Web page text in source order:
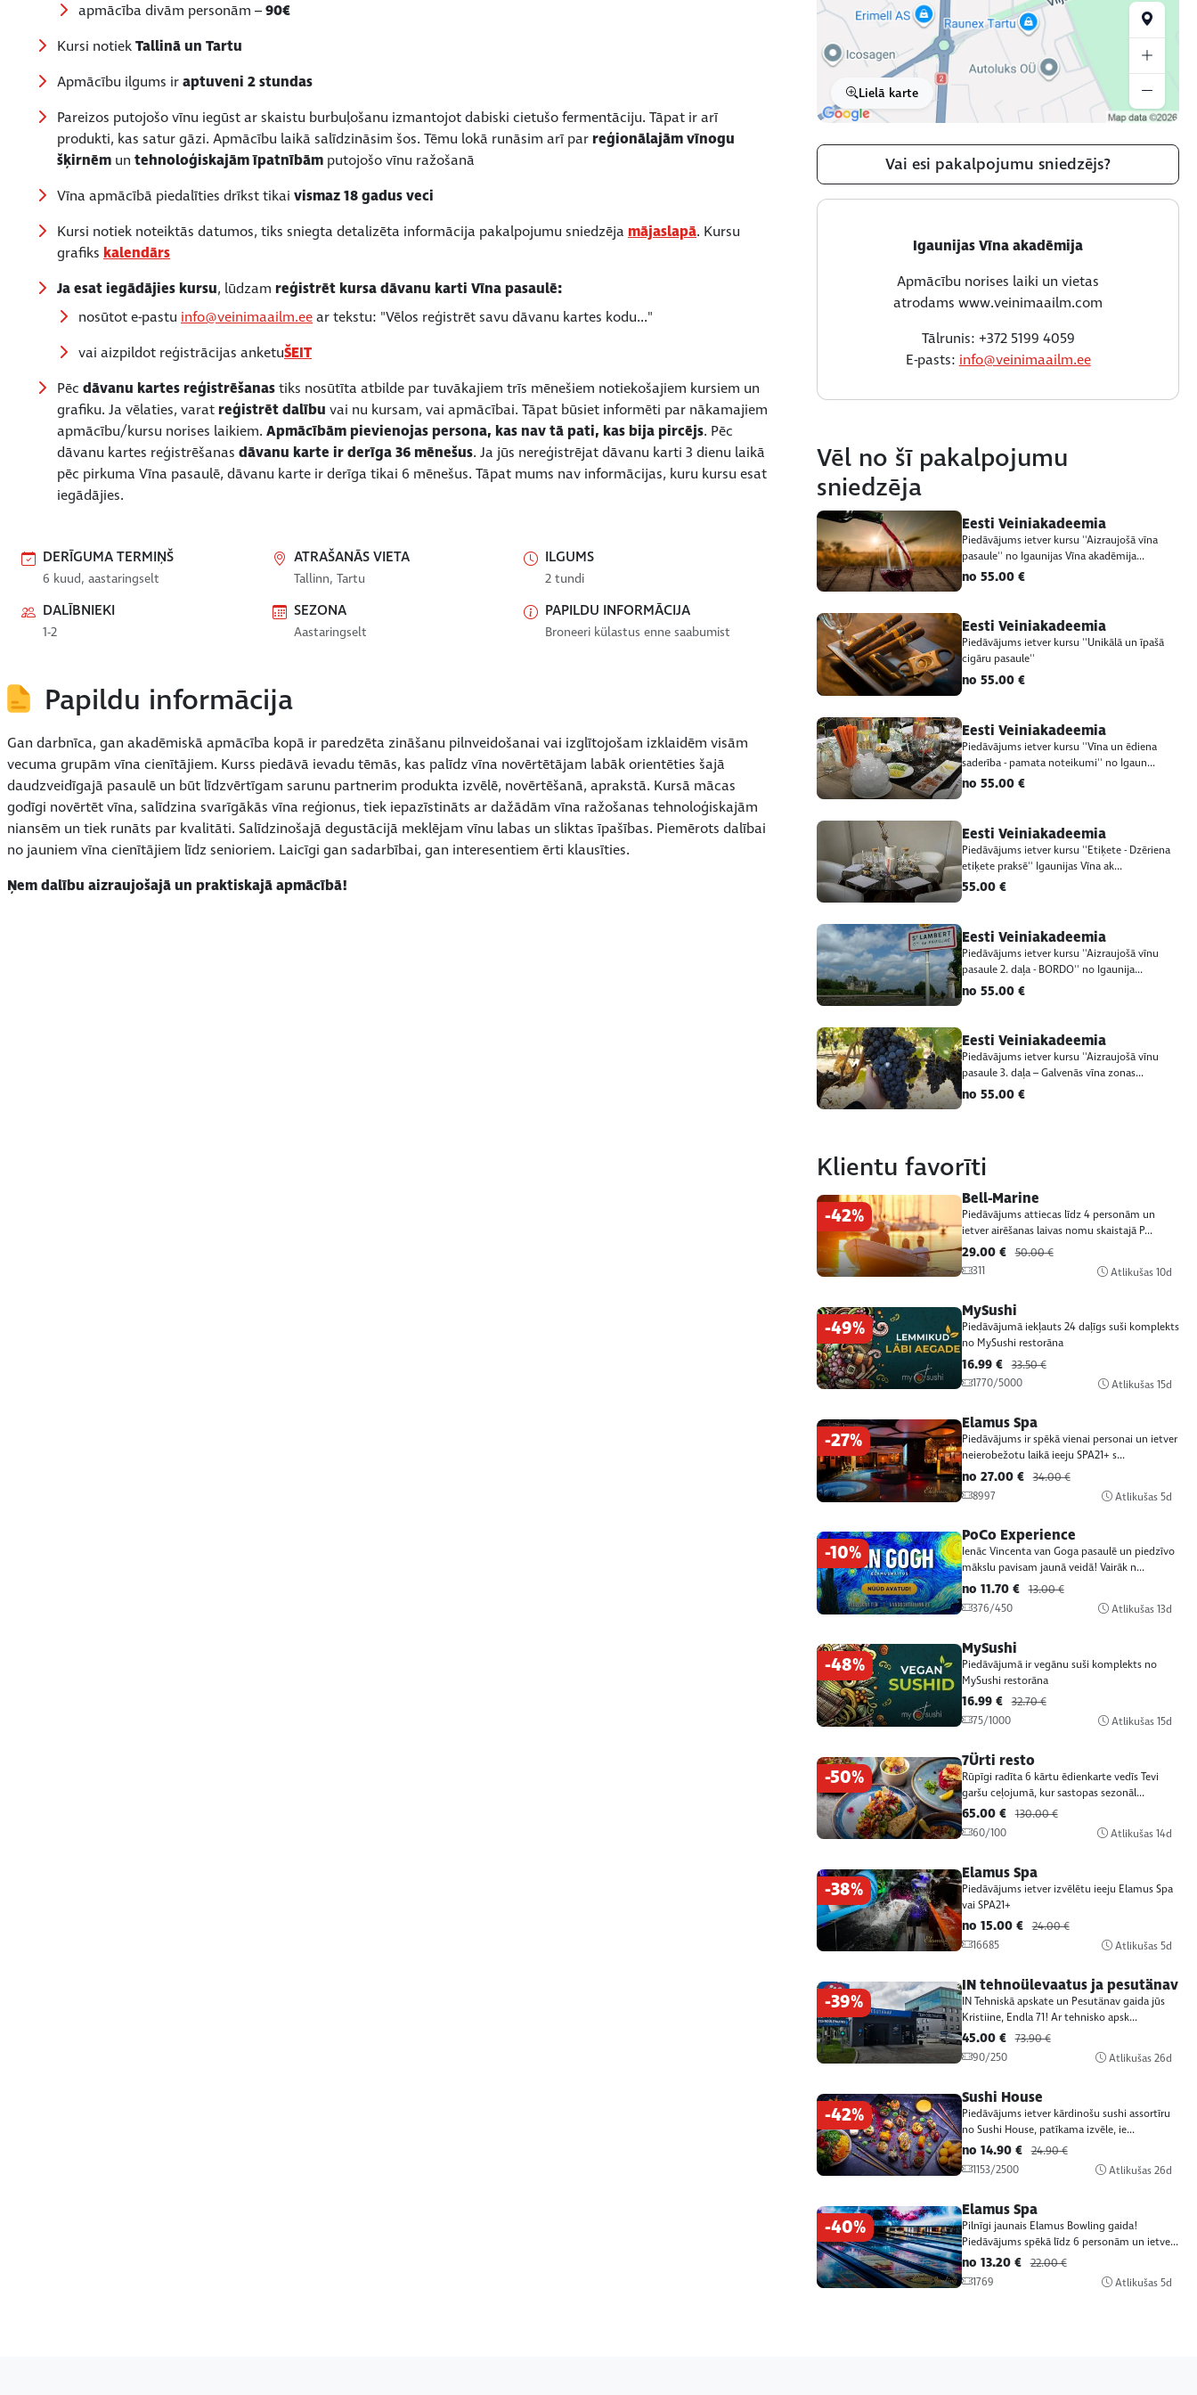
apmācība divām personām –90€
Kursi notiekTallinā un Tartu
Apmācību ilgums iraptuveni 2 stundas
Pareizos putojošo vīnu iegūst ar skaistu burbuļošanu izmantojot dabiski cietušo fermentāciju. Tāpat ir arī
produkti, kas satur gāzi. Apmācību laikā salīdzināsim šos. Tēmu lokā runāsim arī parreģionālajām vīnogu
šķirnēm un tehnoloģiskajām īpatnībām putojošo vīnu ražošanā
Vīna apmācībā piedalīties drīkst tikai vismaz 18 gadus veci
Kursi notiek noteiktās datumos, tiks sniegta detalizēta informācija pakalpojumu sniedzēja mājaslapā. Kursu
grafiks kalendārs
Ja esat iegādājies kursu, lūdzam reģistrēt kursa dāvanu karti Vīna pasaulē:
nosūtot e-pastu info@veinimaailm.eear tekstu: "Vēlos reģistrēt savu dāvanu kartes kodu..."
vai aizpildot reģistrācijas anketuŠEIT
Pēc dāvanu kartes reģistrēšanastiks nosūtīta atbilde par tuvākajiem trīs mēnešiem notiekošajiem kursiem un
grafiku. Ja vēlaties, varatreģistrēt dalību vai nu kursam, vai apmācībai. Tāpat būsiet informēti par nākamajiem
apmācību/kursu norises laikiem. Apmācībām pievienojas persona, kas nav tā pati, kas bija pircējs. Pēc
dāvanu kartes reģistrēšanas dāvanu karte ir derīga 36 mēnešus. Ja jūs nereģistrējat dāvanu karti 3 dienu laikā
pēc pirkuma Vīna pasaulē, dāvanu karte ir derīga tikai 6 mēnešus. Tāpat mums nav informācijas, kuru kursu esat
iegādājies.
DERĪGUMA TERMIŅŠ
6 kuud, aastaringselt
ATRAŠANĀS VIETA
Tallinn, Tartu
ILGUMS
2 tundi
DALĪBNIEKI
1-2
SEZONA
Aastaringselt
PAPILDU INFORMĀCIJA
Broneeri külastus enne saabumist
Papildu informācija
Gan darbnīca, gan akadēmiskā apmācība kopā ir paredzēta zināšanu pilnveidošanai vai izglītojošam izklaidēm visām
vecuma grupām vīna cienītājiem. Kurss piedāvā ievadu tēmās, kas palīdz vīna novērtētājam labāk orientēties šajā
daudzveidīgajā pasaulē un būt līdzvērtīgam sarunu partnerim produkta izvēlē, novērtēšanā, aprakstā. Kursā mācas
godīgi novērtēt vīna, salīdzina svarīgākās vīna reģionus, tiek iepazīstināts ar dažādām vīna ražošanas tehnoloģiskajām
niansēm un tiek runāts par kvalitāti. Salīdzinošajā degustācijā meklējam vīnu labas un sliktas īpašības. Piemērots dalībai
no jauniem vīna cienītājiem līdz senioriem. Laicīgi gan sadarbībai, gan interesentiem ērti klausīties.
Ņem dalību aizraujošajā un praktiskajā apmācībā!
Lielā karte
Vai esi pakalpojumu sniedzējs?
Igaunijas Vīna akadēmija
Apmācību norises laiki un vietas
atrodams www.veinimaailm.com
Tālrunis: +372 5199 4059
E-pasts: info@veinimaailm.ee
Vēl no šī pakalpojumu
sniedzēja
Eesti Veiniakadeemia
Piedāvājums ietver kursu ''Aizraujošā vīna
pasaule'' no Igaunijas Vīna akadēmija...
no 55.00 €
Eesti Veiniakadeemia
Piedāvājums ietver kursu ''Unikālā un īpašā
cigāru pasaule''
no 55.00 €
Eesti Veiniakadeemia
Piedāvājums ietver kursu ''Vīna un ēdiena
saderība - pamata noteikumi'' no Igaun...
no 55.00 €
Eesti Veiniakadeemia
Piedāvājums ietver kursu ''Etiķete - Dzēriena
etiķete praksē'' Igaunijas Vīna ak...
55.00 €
Eesti Veiniakadeemia
Piedāvājums ietver kursu ''Aizraujošā vīnu
pasaule 2. daļa - BORDO'' no Igaunija...
no 55.00 €
Eesti Veiniakadeemia
Piedāvājums ietver kursu ''Aizraujošā vīnu
pasaule 3. daļa – Galvenās vīna zonas...
no 55.00 €
Klientu favorīti
-42%
Bell-Marine
Piedāvājums attiecas līdz 4 personām un
ietver airēšanas laivas nomu skaistajā P...
29.00 € 50.00 €
311
Atlikušas10d
-49%
MySushi
Piedāvājumā iekļauts 24 daļīgs suši komplekts
no MySushi restorāna
16.99 € 33.50 €
1770/5000
Atlikušas15d
-27%
Elamus Spa
Piedāvājums ir spēkā vienai personai un ietver
neierobežotu laikā ieeju SPA21+ s...
no 27.00 € 34.00 €
8997
Atlikušas5d
-10%
PoCo Experience
Ienāc Vincenta van Goga pasaulē un piedzīvo
mākslu pavisam jaunā veidā! Vairāk n...
no 11.70 € 13.00 €
376/450
Atlikušas13d
-48%
MySushi
Piedāvājumā ir vegānu suši komplekts no
MySushi restorāna
16.99 € 32.70 €
75/1000
Atlikušas15d
-50%
7Ürti resto
Rūpīgi radīta 6 kārtu ēdienkarte vedīs Tevi
garšu ceļojumā, kur sastopas sezonāl...
65.00 € 130.00 €
60/100
Atlikušas14d
-38%
Elamus Spa
Piedāvājums ietver izvēlētu ieeju Elamus Spa
vai SPA21+
no 15.00 € 24.00 €
16685
Atlikušas5d
-39%
IN tehnoülevaatus ja pesutänav
IN Tehniskā apskate un Pesutänav gaida jūs
Kristiine, Endla 71! Ar tehnisko apsk...
45.00 € 73.90 €
90/250
Atlikušas26d
-42%
Sushi House
Piedāvājums ietver kārdinošu sushi assortīru
no Sushi House, patīkama izvēle, ie...
no 14.90 € 24.90 €
1153/2500
Atlikušas26d
-40%
Elamus Spa
Pilnīgi jaunais Elamus Bowling gaida!
Piedāvājums spēkā līdz 6 personām un ietve...
no 13.20 € 22.00 €
1769
Atlikušas5d